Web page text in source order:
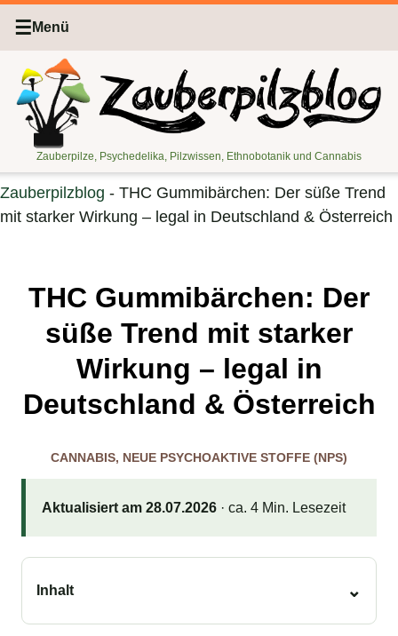
☰ Menü
Zauberpilze, Psychedelika, Pilzwissen, Ethnobotanik und Cannabis
Zauberpilzblog - THC Gummibärchen: Der süße Trend
mit starker Wirkung – legal in Deutschland & Österreich
THC Gummibärchen: Der
süße Trend mit starker
Wirkung – legal in
Deutschland & Österreich
CANNABIS, NEUE PSYCHOAKTIVE STOFFE (NPS)
Aktualisiert am 28.07.2026· ca. 4 Min. Lesezeit
Inhalt